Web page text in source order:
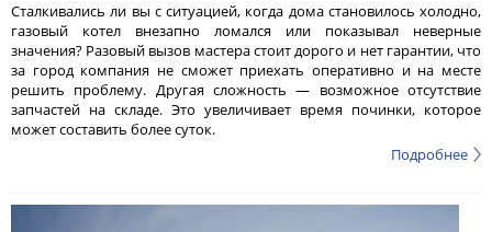
Сталкивались ли вы с ситуацией, когда дома становилось холодно,
газовый котел внезапно ломался или показывал неверные
значения? Разовый вызов мастера стоит дорого и нет гарантии, что
за город компания не сможет приехать оперативно и на месте
решить проблему. Другая сложность — возможное отсутствие
запчастей на складе. Это увеличивает время починки, которое
может составить более суток.
Подробнее